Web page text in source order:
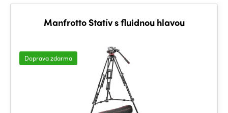
Manfrotto Statív s fluidnou hlavou
Doprava zdarma